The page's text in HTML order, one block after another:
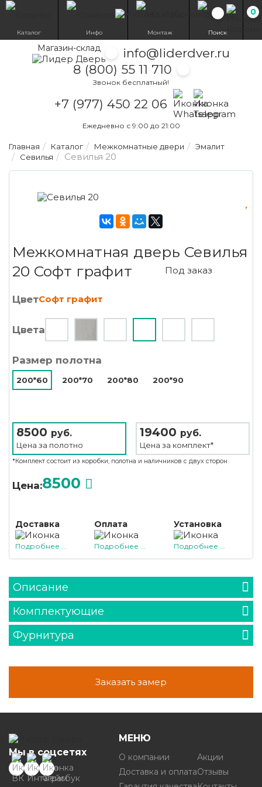
Магазин-склад
info@liderdver.ru
8 (800) 55 11 710
Звонок бесплатный!
+7 (977) 450 22 06
Написать на
Написать на
Ежедневно с 9:00 до 21:00
0
Каталог Инфо Монтаж Поиск
Главная Каталог Межкомнатные двери
Эмалит
Севилья
Севилья 20
Межкомнатная дверь Севилья
20 Софт графит
Под заказ
ЦветСофт графит
Цвета
Размер полотна
200*60 200*70 200*80 200*90
8500 руб.
Цена за полотно
19400 руб.
Цена за комплект*
*Комплект состоит из коробки, полотна и наличников с двух сторон
Цена:8500
Доставка
Подробнее ...
Оплата
Подробнее ...
Установка
Подробнее ...
Описание
Комплектующие
Фурнитура
Заказать замер
Мы в соцсетях
МЕНЮ
О компании
Доставка и оплата
Акции
Отзывы